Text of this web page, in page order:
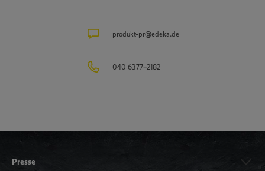
produkt-pr@edeka.de
040 6377-2182
Presse